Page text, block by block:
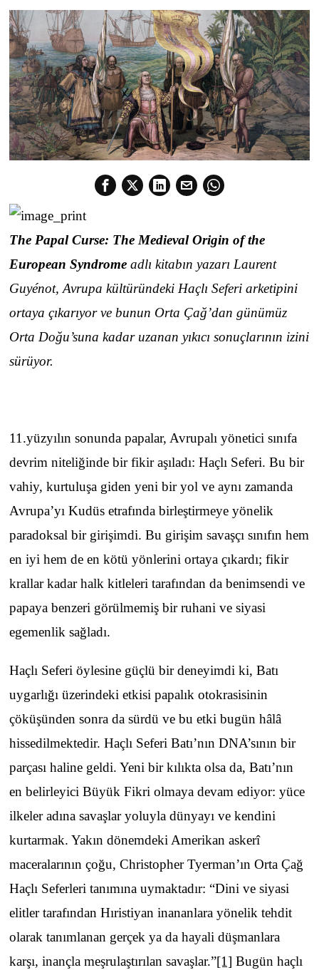
The Papal Curse: The Medieval Origin of the
European Syndrome adlı kitabın yazarı Laurent
Guyénot, Avrupa kültüründeki Haçlı Seferi arketipini
ortaya çıkarıyor ve bunun Orta Çağ’dan günümüz
Orta Doğu’suna kadar uzanan yıkıcı sonuçlarının izini
sürüyor.
11.yüzyılın sonunda papalar, Avrupalı yönetici sınıfa
devrim niteliğinde bir fikir aşıladı: Haçlı Seferi. Bu bir
vahiy, kurtuluşa giden yeni bir yol ve aynı zamanda
Avrupa’yı Kudüs etrafında birleştirmeye yönelik
paradoksal bir girişimdi. Bu girişim savaşçı sınıfın hem
en iyi hem de en kötü yönlerini ortaya çıkardı; fikir
krallar kadar halk kitleleri tarafından da benimsendi ve
papaya benzeri görülmemiş bir ruhani ve siyasi
egemenlik sağladı.
Haçlı Seferi öylesine güçlü bir deneyimdi ki, Batı
uygarlığı üzerindeki etkisi papalık otokrasisinin
çöküşünden sonra da sürdü ve bu etki bugün hâlâ
hissedilmektedir. Haçlı Seferi Batı’nın DNA’sının bir
parçası haline geldi. Yeni bir kılıkta olsa da, Batı’nın
en belirleyici Büyük Fikri olmaya devam ediyor: yüce
ilkeler adına savaşlar yoluyla dünyayı ve kendini
kurtarmak. Yakın dönemdeki Amerikan askerî
maceralarının çoğu, Christopher Tyerman’ın Orta Çağ
Haçlı Seferleri tanımına uymaktadır: “Dini ve siyasi
elitler tarafından Hıristiyan inananlara yönelik tehdit
olarak tanımlanan gerçek ya da hayali düşmanlara
karşı, inançla meşrulaştırılan savaşlar.”[1] Bugün haçlı